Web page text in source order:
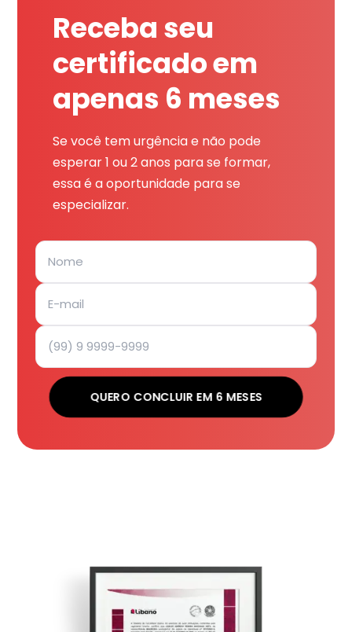
Receba seu
certificado em
apenas 6 meses
Se você tem urgência e não pode
esperar 1 ou 2 anos para se formar,
essa é a oportunidade para se
especializar.
QUERO CONCLUIR EM 6 MESES